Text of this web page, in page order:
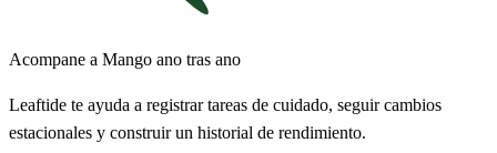
Acompane a Mango ano tras ano
Leaftide te ayuda a registrar tareas de cuidado, seguir cambios
estacionales y construir un historial de rendimiento.